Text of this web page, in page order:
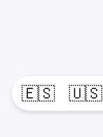
🇪🇸 🇺🇸